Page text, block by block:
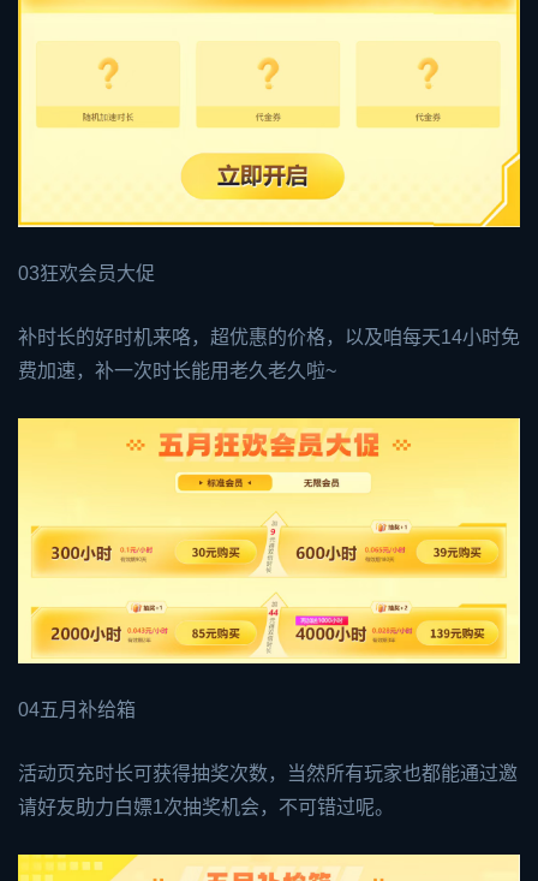
03狂欢会员大促
补时长的好时机来咯，超优惠的价格，以及咱每天14小时免
费加速，补一次时长能用老久老久啦~
04五月补给箱
活动页充时长可获得抽奖次数，当然所有玩家也都能通过邀
请好友助力白嫖1次抽奖机会，不可错过呢。